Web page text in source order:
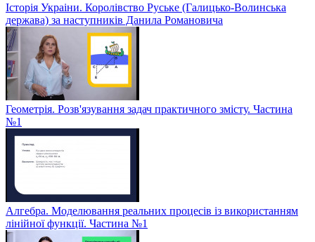
Історія Украіни. Королівство Руське (Галицько-Волинська
держава) за наступників Данила Романовича
Геометрія. Розв'язування задач практичного змісту. Частина
№1
Алгебра. Моделювання реальних процесів із використанням
лінійної функції. Частина №1